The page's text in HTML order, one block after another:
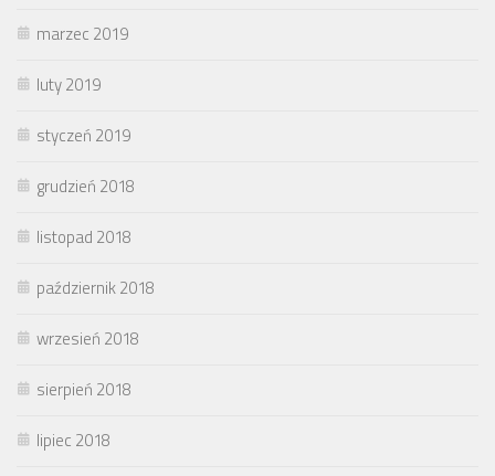
marzec 2019
luty 2019
styczeń 2019
grudzień 2018
listopad 2018
październik 2018
wrzesień 2018
sierpień 2018
lipiec 2018